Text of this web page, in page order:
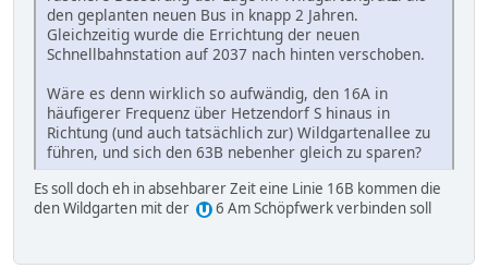
den geplanten neuen Bus in knapp 2 Jahren.
Gleichzeitig wurde die Errichtung der neuen
Schnellbahnstation auf 2037 nach hinten verschoben.
Wäre es denn wirklich so aufwändig, den 16A in
häufigerer Frequenz über Hetzendorf S hinaus in
Richtung (und auch tatsächlich zur) Wildgartenallee zu
führen, und sich den 63B nebenher gleich zu sparen?
Es soll doch eh in absehbarer Zeit eine Linie 16B kommen die
den Wildgarten mit der
6 Am Schöpfwerk verbinden soll